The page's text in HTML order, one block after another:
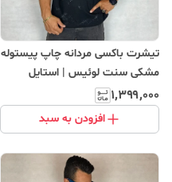
تیشرت باکسی مردانه چاپ پیستوله
مشکی سنت لوئیس | استایل
اورسایز و کژوال
۱٬۳۹۹٬۰۰۰
افزودن به سبد